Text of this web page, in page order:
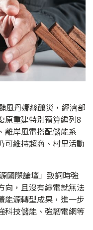
風丹娜絲釀災，經濟部
原重建特別預算編列8
離岸風電搭配儲能系
可維持超商、村里活動
國際論壇」致詞時強
向，且沒有綠電就無法
能源轉型成果，進一步
科技儲能、強韌電網等